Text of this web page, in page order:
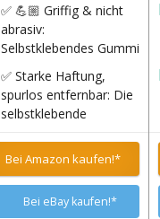
✅ 💪🏼 Griffig & nicht
abrasiv:
Selbstklebendes Gummi
sicheren Halt ohne
Schleifpapier-Effekt –
dadurch angenehm
weich an der Haut und
schonend für
Oberflächen.
✅ Starke Haftung,
spurlos entfernbar: Die
selbstklebende
Klebeband haftet
Kunststoff, Holz und
Fliesen. Lässt sich
Bei Amazon kaufen!*
Bei eBay kaufen!*